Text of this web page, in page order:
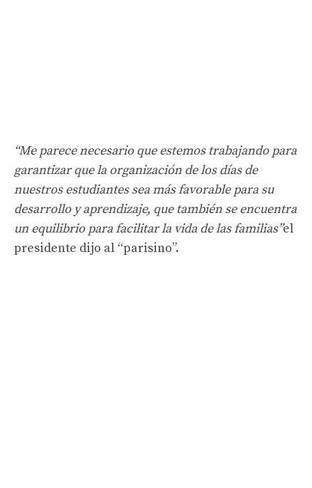
“Me parece necesario que estemos trabajando para
garantizar que la organización de los días de
nuestros estudiantes sea más favorable para su
desarrollo y aprendizaje, que también se encuentra
un equilibrio para facilitar la vida de las familias”el
presidente dijo al “parisino”.